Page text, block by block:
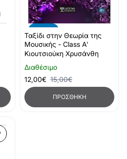
Διαθέσιμο
Ταξίδι στην Θεωρία της
Μουσικής - Class A'
Κιουτσιούκη Χρυσάνθη
12,00€ 15,00€
ΠΡΟΣΘΉΚΗ